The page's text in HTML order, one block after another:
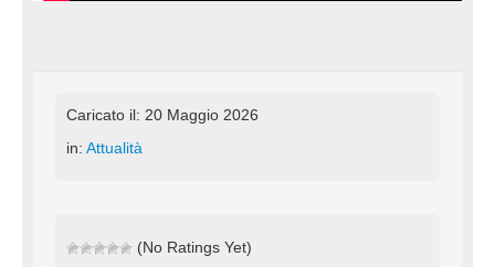
Caricato il: 20 Maggio 2026
in: Attualità
(No Ratings Yet)